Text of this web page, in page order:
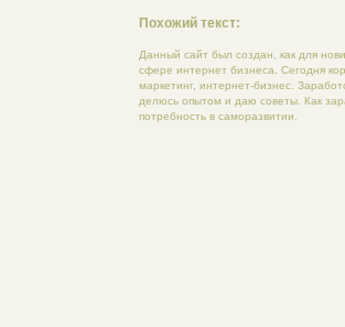
Похожий текст:
Данный сайт был создан, как для
сфере интернет бизнеса. Сегодня
маркетинг, интернет-бизнес.
делюсь опытом и даю советы. Как
потребность в саморазвитии.